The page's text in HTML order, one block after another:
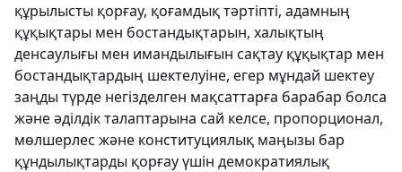
құрылысты қорғау, қоғамдық тәртіпті, адамның
құқықтары мен бостандықтарын, халықтың
денсаулығы мен имандылығын сақтау құқықтар мен
бостандықтардың шектелуіне, егер мұндай шектеу
заңды түрде негізделген мақсаттарға барабар болса
және әділдік талаптарына сай келсе, пропорционал,
мөлшерлес және конституциялық маңызы бар
құндылықтарды қорғау үшін демократиялық